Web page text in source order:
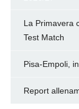
La Primavera
Test Match
Pisa-Empoli,
Report